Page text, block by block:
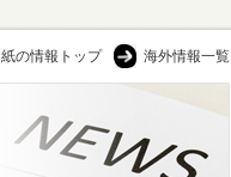
紙の情報トップ 海外情報一覧